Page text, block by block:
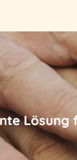
Lösung